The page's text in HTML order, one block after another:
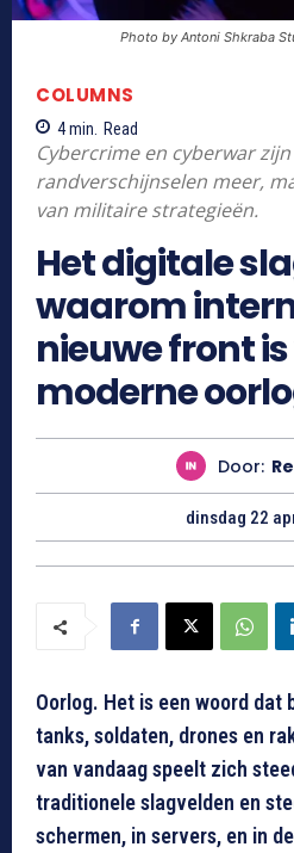
Photo by Antoni Shkraba
COLUMNS
4min. Read
Cybercrime en cyberwar
randverschijnselen meer,
van militaire strategieën.
Het digitale
waarom
nieuwe front
moderne
Door:
dinsdag 22
Oorlog. Het is een woord dat
tanks, soldaten, drones en
van vandaag speelt zich
traditionele slagvelden en
schermen, in servers, en in